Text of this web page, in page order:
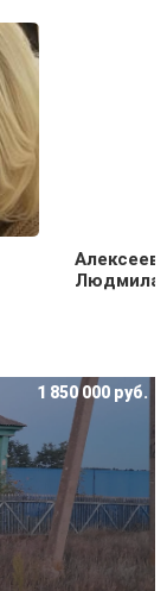
Людмила
1 850 000 руб.